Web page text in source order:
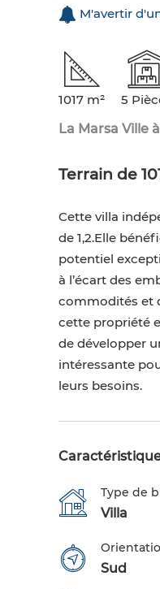
M'avertir
1017 m² 5
La Marsa Ville
Terrain de
Cette villa
de 1,2.Elle
potentiel
à l’écart des
commodités et
cette propriété
de développer
intéressante
leurs besoins.
Type de
Villa
Sud